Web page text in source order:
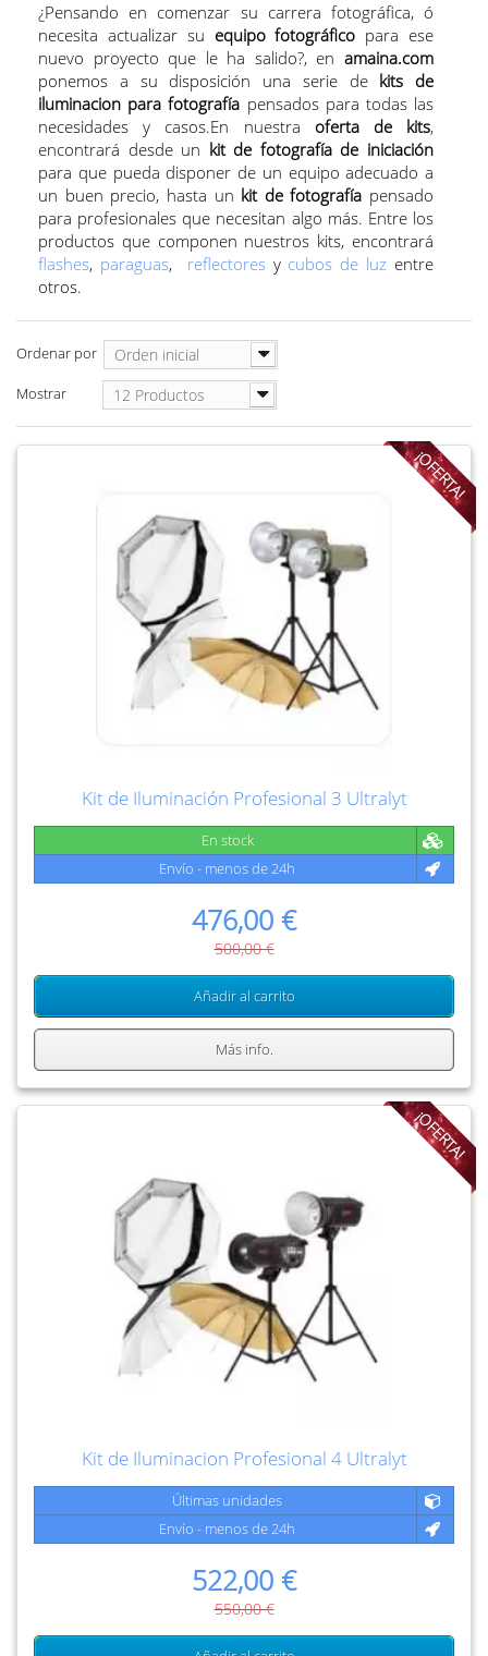
¿Pensando en comenzar su carrera fotográfica, ó
necesita actualizar su equipo fotográfico para ese
nuevo proyecto que le ha salido?, en amaina.com
ponemos a su disposición una serie de kits de
iluminacion para fotografía pensados para todas las
necesidades y casos.En nuestra oferta de kits,
encontrará desde un kit de fotografía de iniciación
para que pueda disponer de un equipo adecuado a
un buen precio, hasta un kit de fotografía pensado
para profesionales que necesitan algo más. Entre los
productos que componen nuestros kits, encontrará
flashes, paraguas, reflectoresy cubos de luz entre
otros.
Ordenar por Orden inicial
Mostrar 12 Productos
¡OFERTA!
Kit de Iluminación Profesional 3 Ultralyt
En stock
Envío - menos de 24h
476,00 €
500,00 €
Añadir al carrito
Más info.
¡OFERTA!
Kit de Iluminacion Profesional 4 Ultralyt
Últimas unidades
Envío - menos de 24h
522,00 €
550,00 €